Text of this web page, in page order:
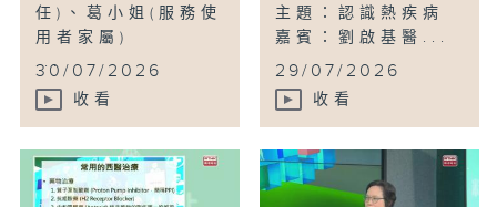
任)、葛小姐(服務使
用者家屬)
...
30/07/2026
收看
主題：認識熱疾病
嘉賓：劉啟基醫...
29/07/2026
收看